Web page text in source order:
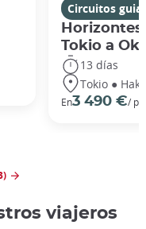
Circuitos
Tokio a
13 días
Tokio ●
En3 490 €/
viajeros